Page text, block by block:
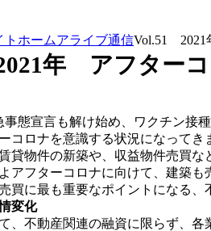
ホームアライブ通信Vol.51 2021
年 アフター
事態宣言も解け始め、ワクチン接
コロナを意識する状況になってき
貸物件の新築や、収益物件売買
アフターコロナに向けて、建築
買に最も重要なポイントになる
変化
、不動産関連の融資に限らず、